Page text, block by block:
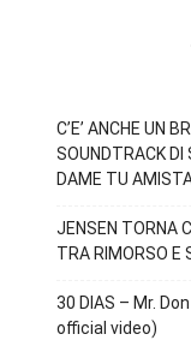
C’E’ ANCHE UN
SOUNDTRACK DI
DAME TU
JENSEN TORNA
TRA RIMORSO E
30 DIAS – Mr.
official video)